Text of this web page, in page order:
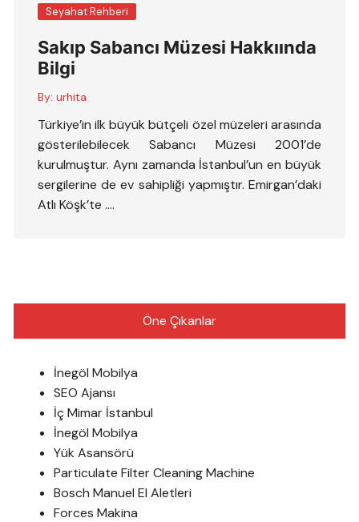
Seyahat Rehberi
Sakıp Sabancı Müzesi Hakkıında
Bilgi
By: urhita
Türkiye’in ilk büyük bütçeli özel müzeleri arasında
gösterilebilecek Sabancı Müzesi 2001’de
kurulmuştur. Aynı zamanda İstanbul’un en büyük
sergilerine de ev sahipliği yapmıştır. Emirgan’daki
Atlı Köşk’te ….
Öne Çıkanlar
İnegöl Mobilya
SEO Ajansı
İç Mimar İstanbul
İnegöl Mobilya
Yük Asansörü
Particulate Filter Cleaning Machine
Bosch Manuel El Aletleri
Forces Makina